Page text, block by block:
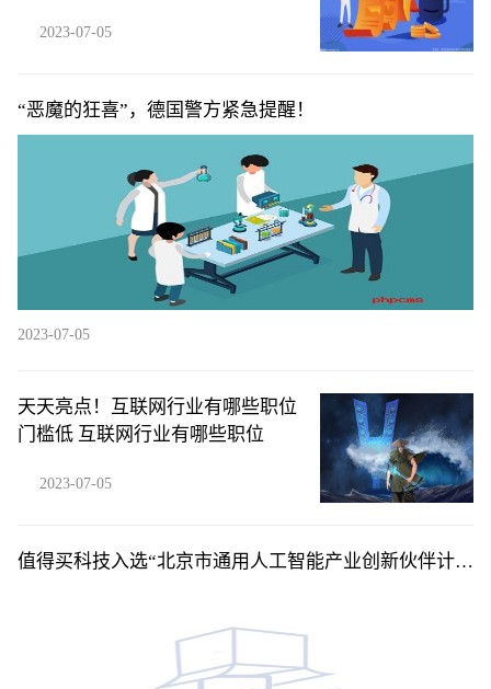
2023-07-05
“恶魔的狂喜”，德国警方紧急提醒！
2023-07-05
天天亮点！互联网行业有哪些职位
门槛低 互联网行业有哪些职位
2023-07-05
值得买科技入选“北京市通用人工智能产业创新伙伴计